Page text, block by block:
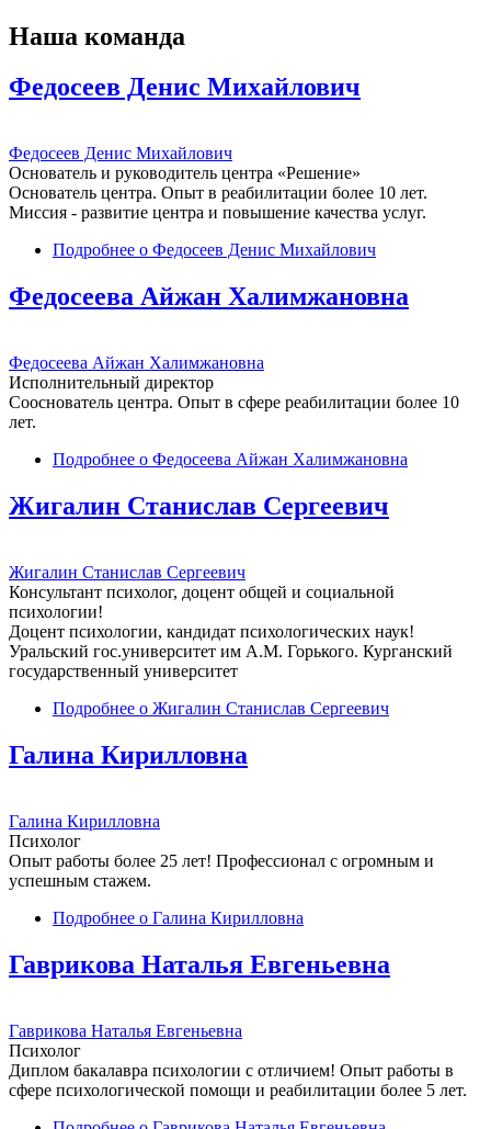
Наша команда
Федосеев Денис Михайлович
Федосеев Денис Михайлович
Основатель и руководитель центра «Решение»
Основатель центра. Опыт в реабилитации более 10 лет.
Миссия - развитие центра и повышение качества услуг.
Подробнее о Федосеев Денис Михайлович
Федосеева Айжан Халимжановна
Федосеева Айжан Халимжановна
Исполнительный директор
Сооснователь центра. Опыт в сфере реабилитации более 10
лет.
Подробнее о Федосеева Айжан Халимжановна
Жигалин Станислав Сергеевич
Жигалин Станислав Сергеевич
Консультант психолог, доцент общей и социальной
психологии!
Доцент психологии, кандидат психологических наук!
Уральский гос.университет им А.М. Горького. Курганский
государственный университет
Подробнее о Жигалин Станислав Сергеевич
Галина Кирилловна
Галина Кирилловна
Психолог
Опыт работы более 25 лет! Профессионал с огромным и
успешным стажем.
Подробнее о Галина Кирилловна
Гаврикова Наталья Евгеньевна
Гаврикова Наталья Евгеньевна
Психолог
Диплом бакалавра психологии с отличием! Опыт работы в
сфере психологической помощи и реабилитации более 5 лет.